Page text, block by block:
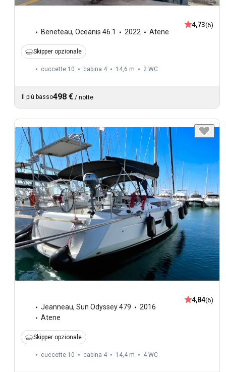
Beneteau, Oceanis 46.1 2022 Atene
4,73(6)
Skipper opzionale
cuccette 10 cabina 4 14,6 m 2 WC
Il più basso498 € / notte
Jeanneau, Sun Odyssey 479
2016
Atene
4,84(6)
Skipper opzionale
cuccette 10 cabina 4 14,4 m 4 WC